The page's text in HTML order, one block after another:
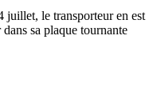
juillet, le transporteur en est
sa plaque tournante